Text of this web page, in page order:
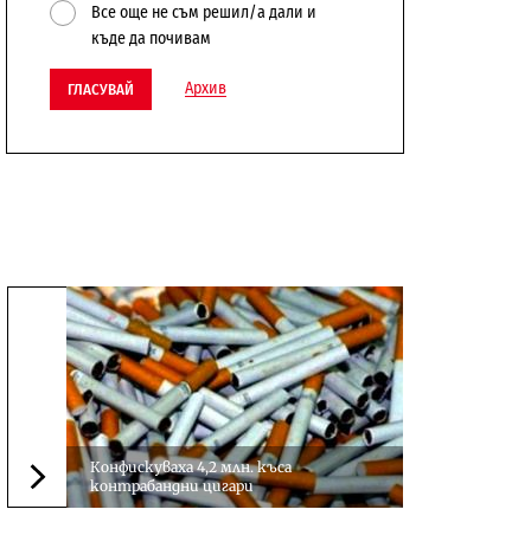
Все още не съм решил/а дали и
къде да почивам
ГЛАСУВАЙ Архив
Следваща новина
Конфискуваха 4,2 млн. къса
контрабандни цигари